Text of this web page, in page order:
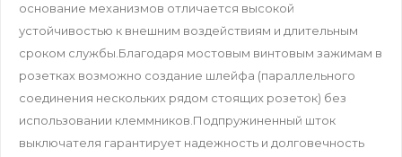
основание механизмов отличается высокой
устойчивостью к внешним воздействиям и длительным
сроком службы.Благодаря мостовым винтовым зажимам в
розетках возможно создание шлейфа (параллельного
соединения нескольких рядом стоящих розеток) без
использовании клеммников.Подпружиненный шток
выключателя гарантирует надежность и долговечность